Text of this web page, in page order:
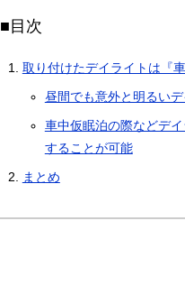
■目次
取り付けたデイライトは『
昼間でも意外と明るいデ
車中仮眠泊の際などデ
することが可能
まとめ